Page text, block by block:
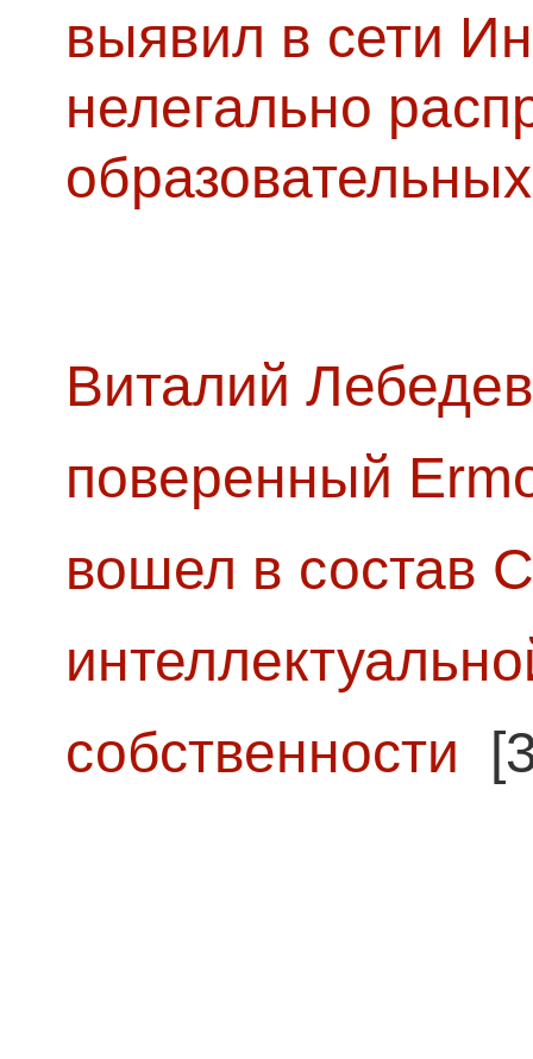
выявил в сети
нелегально
Виталий
поверенный
вошел в состав
собственности